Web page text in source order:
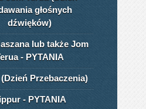
głośnych
dźwięków)
lub także Jom
- PYTANIA
Przebaczenia)
- PYTANIA